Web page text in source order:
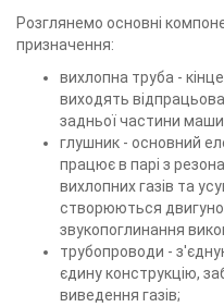
Розглянемо основні
призначення:
вихлопна труба -
виходять
задньої частини
глушник - основний
працює в парі з
вихлопних газів та
створюються
звукопоглинання
трубопроводи -
єдину конструкцію,
виведення газів;